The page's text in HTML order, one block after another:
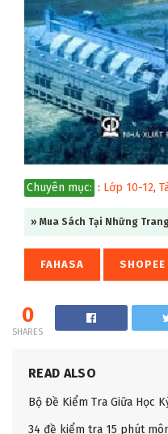
Chuyên mục: : Lớp 10-12,
» Mua Sách Tại Những
FAHASA SHOPEE
0
SHARES
READ ALSO
Bộ Đề Kiểm Tra Giữa Học
34 đề kiểm tra 15 phút